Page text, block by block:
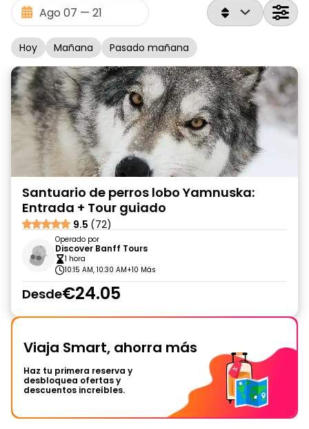
Hoy Mañana Pasado mañana
Santuario de perros lobo Yamnuska:
Entrada + Tour guiado
9.5 (72)
Operado por
Discover Banff Tours
1 hora
10:15 AM, 10:30 AM+10 Más
Desde€24.05
Viaja Smart, ahorra más
Haz tu primera reserva y
desbloquea ofertas y
descuentos increíbles.